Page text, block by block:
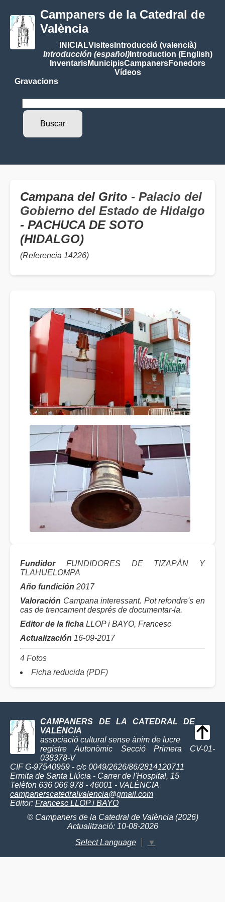
Campaners de la Catedral de
València
INICIALVisitesIntroducció (valencià)
Introducción (español)Introduction (English)
InventarisMunicipisCampanersFonedors
Vídeos
Gravacions
Campana del Grito - Palacio del
Gobierno del Estado de Hidalgo
- PACHUCA DE SOTO
(HIDALGO)
(Referencia 14226)
Fundidor
FUNDIDORES DE TIZAPÁN Y
TLAHUELOMPA
Año fundición 2017
Valoración Campana interessant. Pot refondre's en
cas de trencament després de documentar-la.
Editor de la ficha LLOP i BAYO, Francesc
Actualización 16-09-2017
4 Fotos
Ficha reducida (PDF)
CAMPANERS DE LA CATEDRAL DE
VALÈNCIA
associació cultural sense ànim de lucre
registre Autonòmic Secció Primera CV-01-
038378-V
CIF G-97540959 - c/c 0049/2626/86/2814120711
Ermita de Santa Llúcia - Carrer de l'Hospital, 15
Telèfon 636 066 978 - 46001 - VALÈNCIA
campanerscatedralvalencia@gmail.com
Editor: Francesc LLOP i BAYO
© Campaners de la Catedral de València (2026)
Actualització: 10-08-2026
Select Language
▼